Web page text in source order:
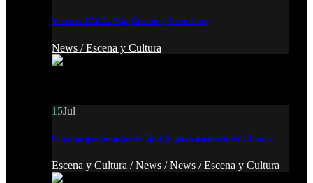
Viernes 17.07.: Nia, Gracie y Steve Lacy
News /Escena y Cultura
15Jul
Cuentas gestionadas de Spotify para menores de 13 años
Escena y Cultura /News /News /Escena y Cultura